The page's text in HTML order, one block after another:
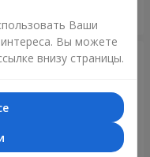
Ваши
Вы можете
внизу страницы.